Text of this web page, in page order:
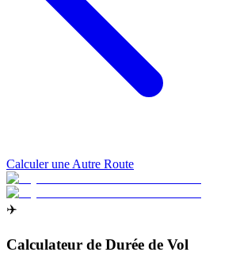
Calculer une Autre Route
✈️
Calculateur de Durée de Vol